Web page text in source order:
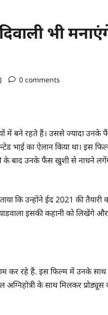
भी
0 comments
में बने रहते हैं। उससे ज्यादा
भाई का ऐलान किया था। इस
के बाद उनके फैंस खुशी से नाचने
कि उन्होंने ईद 2021 की
इसकी कहानी को लिखेंगे
कर रहे हैं. इस फिल्म में उनके साथ
के साथ मिलकर प्रोड्यूस